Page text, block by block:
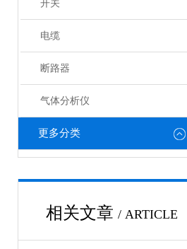
开关
电缆
断路器
气体分析仪
更多分类
相关文章 / ARTICLE